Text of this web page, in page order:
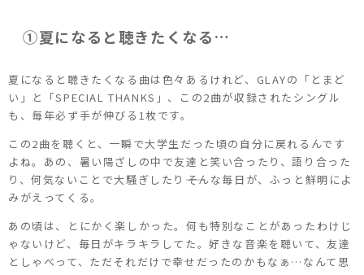
①夏になると聴きたくなる…
夏になると聴きたくなる曲は色々あるけれど、GLAYの「とまど
い」と「SPECIAL THANKS」、この2曲が収録されたシングル
も、毎年必ず手が伸びる1枚です。
この2曲を聴くと、一瞬で大学生だった頃の自分に戻れるんです
よね。あの、暑い陽ざしの中で友達と笑い合ったり、語り合った
り、何気ないことで大騒ぎしたり――そんな毎日が、ふっと鮮明によ
みがえってくる。
あの頃は、とにかく楽しかった。何も特別なことがあったわけじ
ゃないけど、毎日がキラキラしてた。好きな音楽を聴いて、友達
としゃべって、ただそれだけで幸せだったのかもなぁ…なんて思